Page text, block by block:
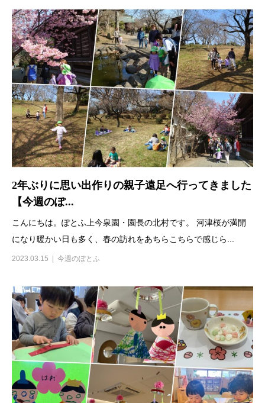
2年ぶりに思い出作りの親子遠足へ行ってきました
【今週のぽ...
こんにちは。ぽとふ上今泉園・園長の北村です。 河津桜が満開
になり暖かい日も多く、春の訪れをあちらこちらで感じら...
2023.03.15 今週のぽとふ